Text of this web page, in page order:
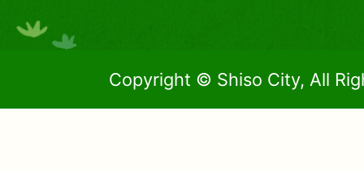
Copyright © Shiso City, All